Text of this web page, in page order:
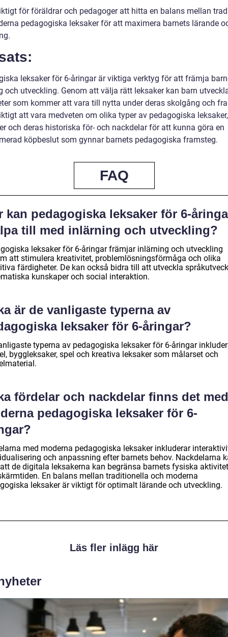
för föräldrar och pedagoger att hitta en balans mellan
pedagogiska leksaker för att maximera barnets lärande
leksaker för 6-åringar är viktiga verktyg för att främja
och utveckling. Genom att välja rätt leksaker kan barn
som kommer att vara till nytta under deras skolgång och
att vara medveten om olika typer av pedagogiska
och deras historiska för- och nackdelar för att kunna göra en
köpbeslut som gynnar barnets pedagogiska framsteg.
FAQ
kan pedagogiska leksaker för 6-
till med inlärning och utveckling?
leksaker för 6-åringar främjar inlärning och utveckling
att stimulera kreativitet, problemlösningsförmåga och olika
färdigheter. De kan också bidra till att utveckla
kunskaper och social interaktion.
är de vanligaste typerna av
leksaker för 6-åringar?
typerna av pedagogiska leksaker för 6-åringar
byggleksaker, spel och kreativa leksaker som målarset och
fördelar och nackdelar finns det med
pedagogiska leksaker för 6-
med moderna pedagogiska leksaker inkluderar
och anpassning efter barnets behov. Nackdelarna
de digitala leksakerna kan begränsa barnets fysiska
En balans mellan traditionella och moderna
leksaker är viktigt för optimalt lärande och utveckling.
Läs fler inlägg här